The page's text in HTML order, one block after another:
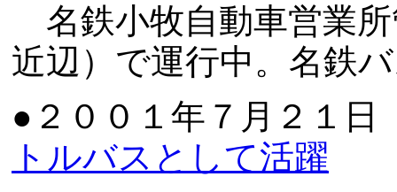
名鉄小牧自動車営業
近辺）で運行中。名鉄
●２００１年７月２１
トルバスとして活躍